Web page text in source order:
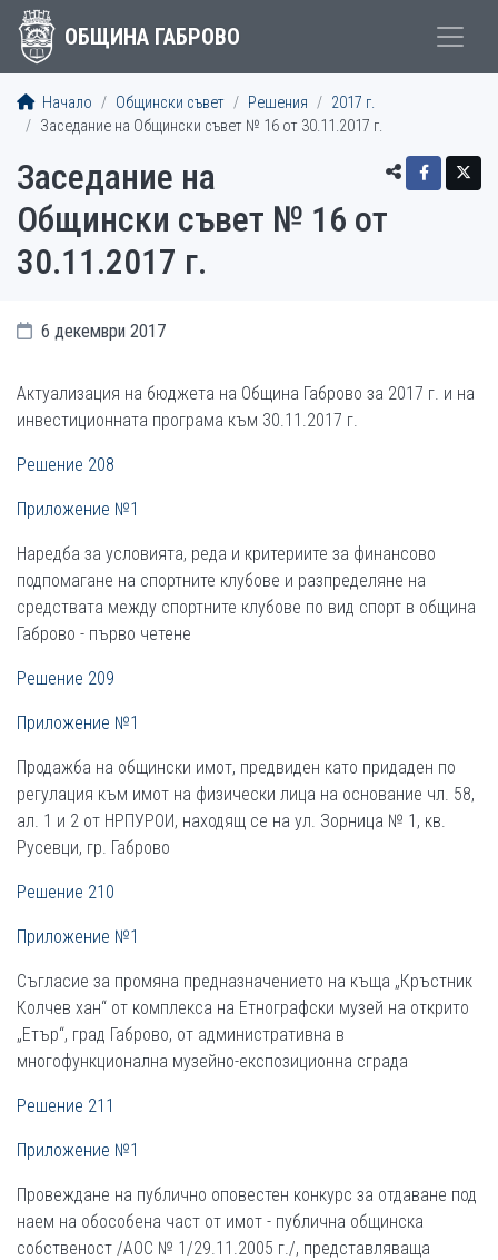
ОБЩИНА ГАБРОВО
Начало Общински съвет Решения
2017 г.
Заседание на Общински съвет № 16 от 30.11.2017 г.
Заседание на
Общински съвет № 16 от
30.11.2017 г.
6 декември 2017
Актуализация на бюджета на Община Габрово за 2017 г. и на
инвестиционната програма към 30.11.2017 г.
Решение 208
Приложение №1
Наредба за условията, реда и критериите за финансово
подпомагане на спортните клубове и разпределяне на
средствата между спортните клубове по вид спорт в община
Габрово - първо четене
Решение 209
Приложение №1
Продажба на общински имот, предвиден като придаден по
регулация към имот на физически лица на основание чл. 58,
ал. 1 и 2 от НРПУРОИ, находящ се на ул. Зорница № 1, кв.
Русевци, гр. Габрово
Решение 210
Приложение №1
Съгласие за промяна предназначението на къща „Кръстник
Колчев хан“ от комплекса на Етнографски музей на открито
„Етър“, град Габрово, от административна в
многофункционална музейно-експозиционна сграда
Решение 211
Приложение №1
Провеждане на публично оповестен конкурс за отдаване под
наем на обособена част от имот - публична общинска
собственост /АОС № 1/29.11.2005 г./, представляваща